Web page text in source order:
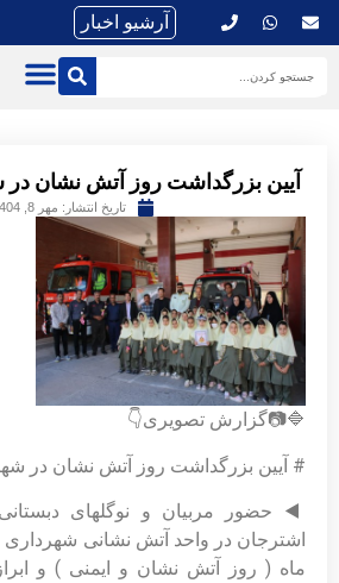
آرشیو اخبار
آیین بزرگداشت روز آتش نشان در
تاریخ انتشار: مهر 8, 1404
🔷📷گزارش تصویری👇
# آیین بزرگداشت روز آتش نشان در شهر
◀️ حضور مربیان و نوگلهای دبستانی
اشترجان در واحد آتش نشانی شهرداری
ماه ( روز آتش نشان و ایمنی ) و ابراز